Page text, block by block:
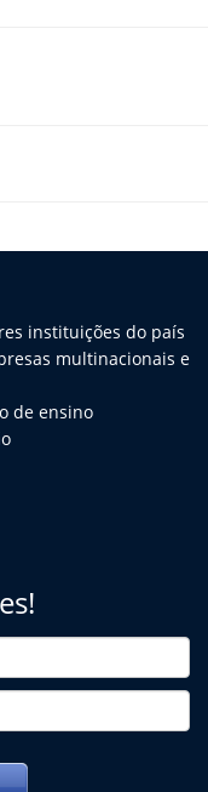
instituições do país
multinacionais e
de ensino